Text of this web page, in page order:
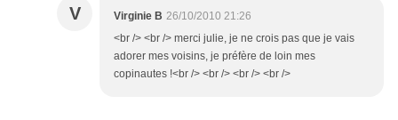
V Virginie B 26/10/2010 21:26
<br /> <br /> merci julie, je ne crois pas que je vais
adorer mes voisins, je préfère de loin mes
copinautes !<br /> <br /> <br /> <br />